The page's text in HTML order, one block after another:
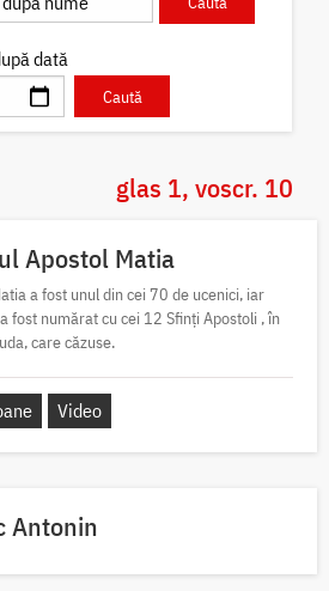
dată
glas 1, voscr. 10
Apostol Matia
a fost unul din cei 70 de ucenici, iar
fost numărat cu cei 12 Sfinți Apostoli , în
care căzuse.
Video
Antonin